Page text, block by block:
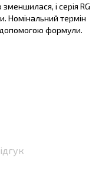
і серія RG
Номінальний термін
допомогою формули.